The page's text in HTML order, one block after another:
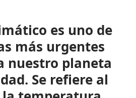
es uno de
más urgentes
nuestro planeta
Se refiere al